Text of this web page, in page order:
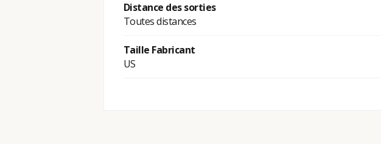
Distance des sorties
Toutes distances
Taille Fabricant
US